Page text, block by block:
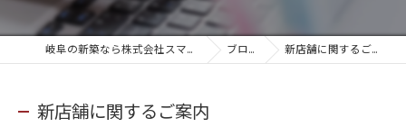
岐阜の新築なら株式会社スマート ブログ 新店舗に関するご案内
新店舗に関するご案内